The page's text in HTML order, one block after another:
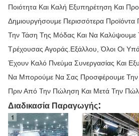
Ποιότητα Και Καλή Εξυπηρέτηση Και
Δημιουργήσουμε Περισσότερα
Την Τάση Της Μόδας Και Να Καλύψουμε
Τρέχουσας Αγοράς.Εξάλλου, Όλοι Οι
Έχουν Καλό Πνεύμα Συνεργασίας Και
Να Μπορούμε Να Σας Προσφέρουμε Την
Πριν Από Την Πώληση Και Μετά Την
Διαδικασία Παραγωγής: